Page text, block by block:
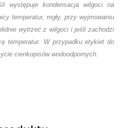
występuje kondensacja wilgoci na
temperatur, mgły, przy wyjmowaniu
wytrzeć z wilgoci i jeśli zachodzi
temperatur. W przypadku etykiet do
cienkopisów wodoodpornych.